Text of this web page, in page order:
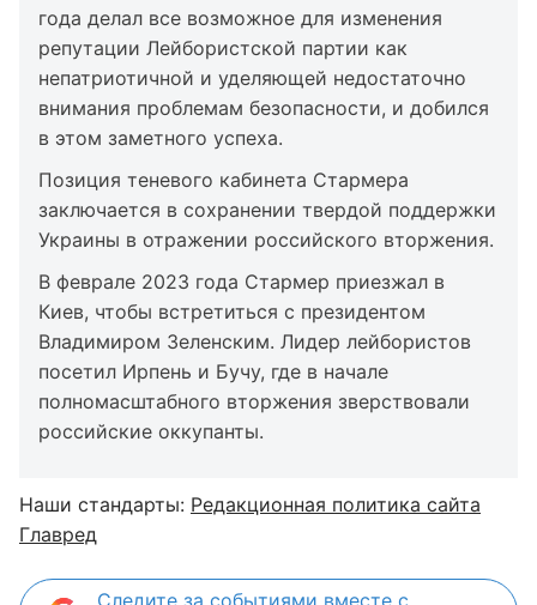
года делал все возможное для изменения
репутации Лейбористской партии как
непатриотичной и уделяющей недостаточно
внимания проблемам безопасности, и добился
в этом заметного успеха.
Позиция теневого кабинета Стармера
заключается в сохранении твердой поддержки
Украины в отражении российского вторжения.
В феврале 2023 года Стармер приезжал в
Киев, чтобы встретиться с президентом
Владимиром Зеленским. Лидер лейбористов
посетил Ирпень и Бучу, где в начале
полномасштабного вторжения зверствовали
российские оккупанты.
Наши стандарты: Редакционная политика сайта
Главред
Следите за событиями вместе с